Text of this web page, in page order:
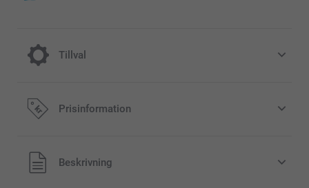
Tillval
Jula till din fotomugg
Prisinformation
Alla priser är i svenska kronor (SEK), inklusive moms och
exklusive porto.
Beskrivning